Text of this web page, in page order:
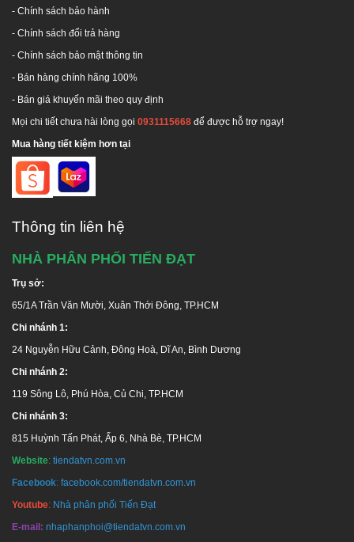
- Chính sách bảo hành
- Chính sách đổi trả hàng
- Chính sách bảo mật thông tin
- Bán hàng chính hãng 100%
- Bán giá khuyến mãi theo quy định
Mọi chi tiết chưa hài lòng gọi 0931115668 để được hỗ trợ ngay!
Mua hàng tiết kiệm hơn tại
Thông tin liên hệ
NHÀ PHÂN PHỐI TIẾN ĐẠT
Trụ sở:
65/1A Trần Văn Mười, Xuân Thới Đông, TP.HCM
Chi nhánh 1:
24 Nguyễn Hữu Cảnh, Đông Hoà, Dĩ An, Bình Dương
Chi nhánh 2:
119 Sông Lô, Phú Hòa, Củ Chi, TP.HCM
Chi nhánh 3:
815 Huỳnh Tấn Phát, Ấp 6, Nhà Bè, TP.HCM
Website: tiendatvn.com.vn
Facebook: facebook.com/tiendatvn.com.vn
Youtube: Nhà phân phối Tiến Đạt
E-mail: nhaphanphoi@tiendatvn.com.vn